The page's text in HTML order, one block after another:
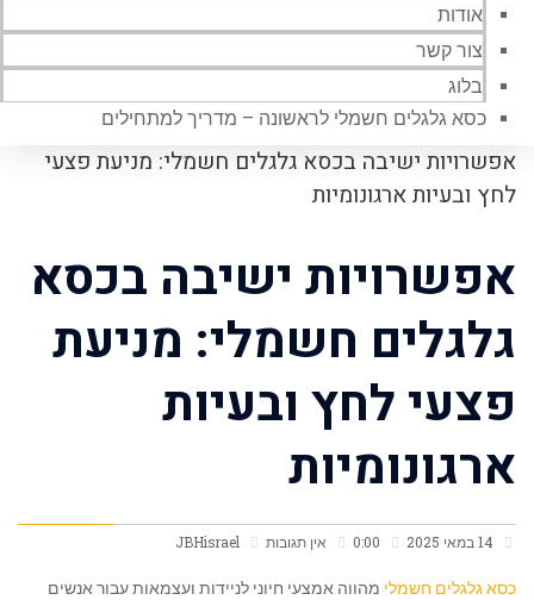
אודות
צור קשר
בלוג
כסא גלגלים חשמלי לראשונה – מדריך למתחילים
אפשרויות ישיבה בכסא גלגלים חשמלי: מניעת פצעי
לחץ ובעיות ארגונומיות
אפשרויות ישיבה בכסא
גלגלים חשמלי: מניעת
פצעי לחץ ובעיות
ארגונומיות
אין תגובות JBHisrael
כסא גלגלים חשמלי מהווה אמצעי חיוני לניידות ועצמאות עבור אנשים